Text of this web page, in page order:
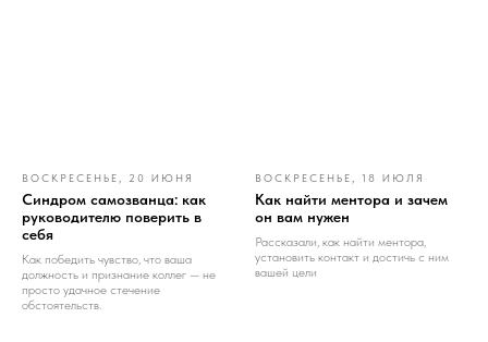
ВОСКРЕСЕНЬЕ, 20 ИЮНЯ
Синдром самозванца: как
руководителю поверить в
себя
Как победить чувство, что ваша
должность и признание коллег — не
просто удачное стечение
обстоятельств.
ВОСКРЕСЕНЬЕ, 18 ИЮЛЯ
Как найти ментора и зачем
он вам нужен
Рассказали, как найти ментора,
установить контакт и достичь с ним
вашей цели